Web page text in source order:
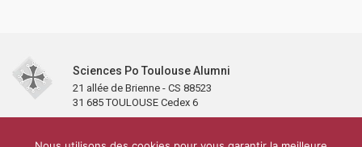
Sciences Po Toulouse Alumni
21 allée de Brienne - CS 88523
31 685 TOULOUSE Cedex 6